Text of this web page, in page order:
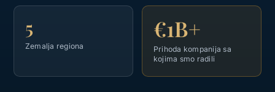
5
Zemalja regiona
€1B+
Prihoda kompanija sa
kojima smo radili